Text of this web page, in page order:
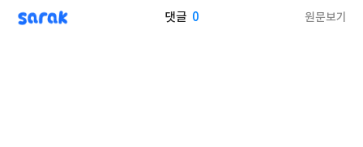
sarak 댓글 0 원문보기